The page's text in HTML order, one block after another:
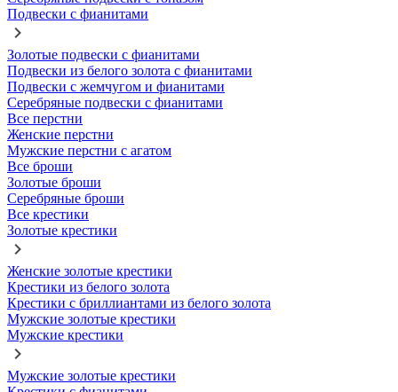
Подвески с фианитами
Золотые подвески с фианитами
Подвески из белого золота с фианитами
Подвески с жемчугом и фианитами
Серебряные подвески с фианитами
Все перстни
Женские перстни
Мужские перстни с агатом
Все броши
Золотые броши
Серебряные броши
Все крестики
Золотые крестики
Женские золотые крестики
Крестики из белого золота
Крестики с бриллиантами из белого золота
Мужские золотые крестики
Мужские крестики
Мужские золотые крестики